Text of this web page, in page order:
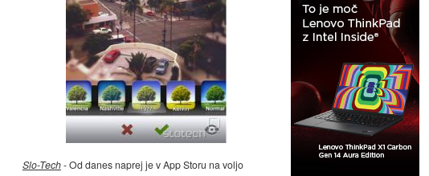
Slo-Tech- Od danes naprej je v App Storu na voljo